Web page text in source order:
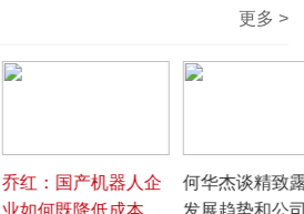
更多 >
乔红：国产机器人企
业如何既降低成本又
何华杰谈精致
发展趋势和公